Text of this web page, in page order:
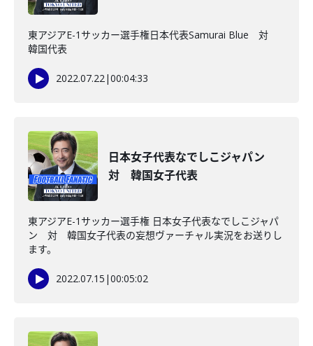
東アジアE-1サッカー選手権日本代表Samurai Blue 対
韓国代表
2022.07.22|00:04:33
日本女子代表なでしこジャパン
対 韓国女子代表
東アジアE-1サッカー選手権 日本女子代表なでしこジャパ
ン 対 韓国女子代表の妄想ヴァーチャル実況をお送りし
ます。
2022.07.15 |00:05:02